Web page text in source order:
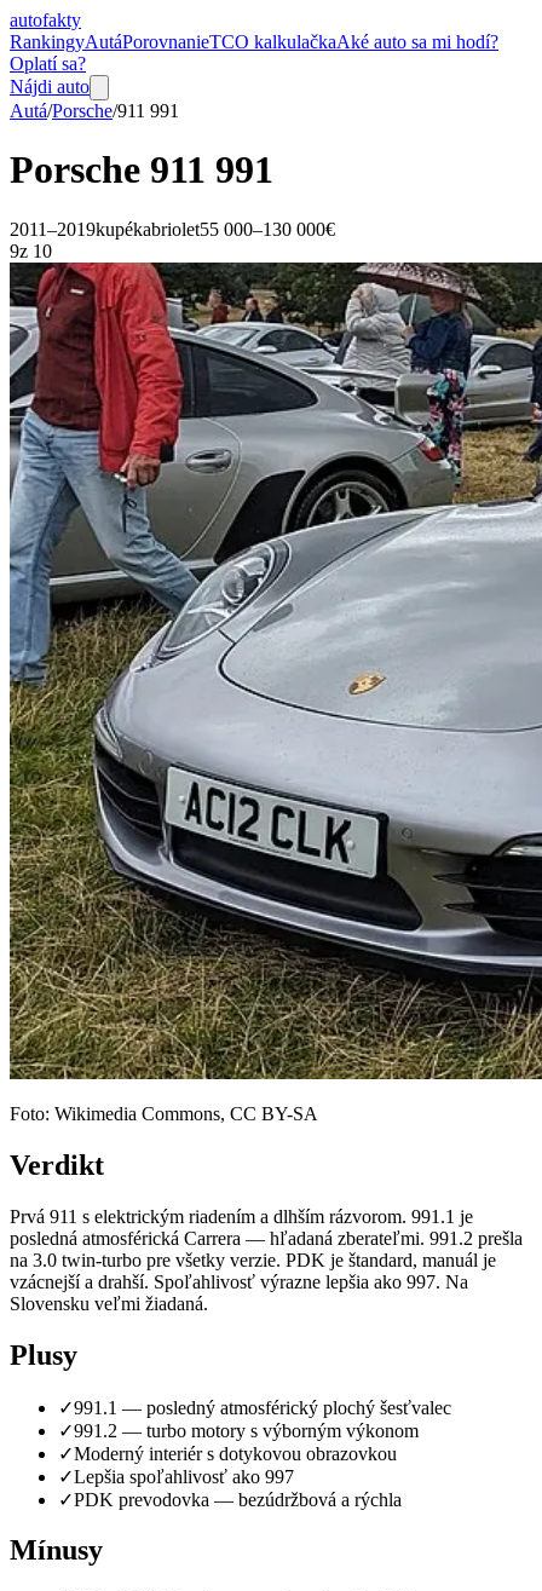
autofakty
RankingyAutáPorovnanieTCO kalkulačkaAké auto sa mi hodí?
Oplatí sa?
Nájdi auto
Autá/Porsche/911 991
Porsche 911 991
2011–2019kupékabriolet55 000–130 000€
9z 10
Foto: Wikimedia Commons, CC BY-SA
Verdikt
Prvá 911 s elektrickým riadením a dlhším rázvorom. 991.1 je
posledná atmosférická Carrera — hľadaná zberateľmi. 991.2 prešla
na 3.0 twin-turbo pre všetky verzie. PDK je štandard, manuál je
vzácnejší a drahší. Spoľahlivosť výrazne lepšia ako 997. Na
Slovensku veľmi žiadaná.
Plusy
✓991.1 — posledný atmosférický plochý šesťvalec
✓991.2 — turbo motory s výborným výkonom
✓Moderný interiér s dotykovou obrazovkou
✓Lepšia spoľahlivosť ako 997
✓PDK prevodovka — bezúdržbová a rýchla
Mínusy